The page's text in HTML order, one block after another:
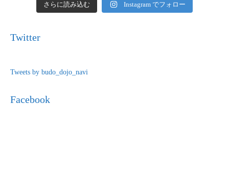
さらに読み込む Instagram でフォロー
Twitter
Tweets by budo_dojo_navi
Facebook